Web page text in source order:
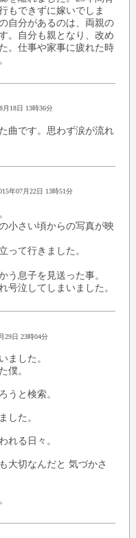
もできずに嫁いでしま
自分があるのは、両親の
。自分も親となり、改め
。仕事や家事に疲れた時
月18日 13時36分
曲です。思わず涙が流れ
年07月22日 13時51分
小さい頃からの写真が映
って行きました。
う息子を見送った事。
号泣してしまいました。
29日 23時04分
ました。
僕。
うと検索。
した。
れる日々。
大切なんだと 気づかさ